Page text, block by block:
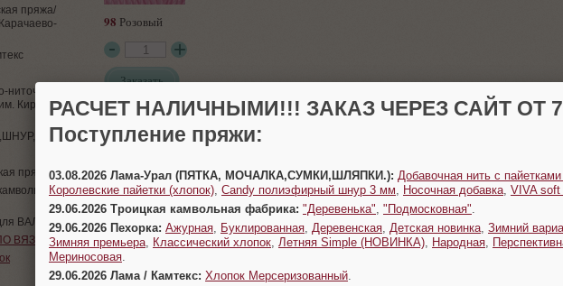
98 Розовый
Заказать
пряжа/
ниточный
Кирова
пряжа
ВАЛЯНИЯ
ВЯЗАНИЮ
РАСЧЕТ НАЛИЧНЫМИ!!! ЗАКАЗ ЧЕРЕЗ САЙТ ОТ
Поступление пряжи:
03.08.2026 Лама-Урал (ПЯТКА, МОЧАЛКА,СУМКИ,ШЛЯПКИ.): Добавочная нить с
Королевские пайетки (хлопок) Candy полиэфирный шнур 3 мм Носочная добавка VIVA
29.06.2026 Троицкая камвольная фабрика: "Деревенька" "Подмосковная"
29.06.2026 Пехорка: Ажурная Буклированная Деревенская Детская новинка Зимний
Зимняя премьера
Классический хлопок Летняя Simple (НОВИНКА) Народная
Мериносовая
29.06.2026 Лама / Камтекс: Хлопок Мерсеризованный